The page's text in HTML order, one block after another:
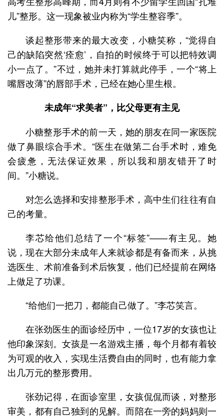
儿”整形。这一现象被业内称为“学生整容季”。
谈起整形带来的最大改变，小糖笑称，“觉得自
己的缺陷突然‘痊愈’，自拍的时候终于可以把特效调
小一点了。”不过，她并未打算就此停手，一个“将上
嘴唇改薄”的唇部手术，已经在她心里生根。
未成年“求美者”，比父母更有主见
小糖整形手术的前一天，她的朋友在同一家医院
做了鼻眼综合手术。“医生在做第二台手术时，难免
会疲惫，无法保证效果，所以我和朋友错开了时
间。”小糖说。
对怎么选择和安排整形手术，高中生们往往有自
己的考量。
李芯给他们总结了一个“标签”——有主见。她
说，现在大部分未成年人来就诊都是有备而来，从挑
选医生、术前准备到术后恢复，他们已经提前在网络
上做足了功课。
“给他们一把刀，都能自己做了。”李芯笑言。
在张劲医生的面诊经历中，一位17岁的女孩也让
他印象深刻。女孩是一名游戏主播，每个月都有着较
为可观的收入，实现生活费自由的同时，也有能力拿
出几万元的整形费用。
张劲记得，在面诊室里，女孩侃侃而谈，对整形
审美，都有自己独到的见解。而陪在一旁的妈妈则一